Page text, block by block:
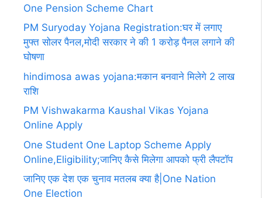
One Pension Scheme Chart
PM Suryoday Yojana Registration:घर में लगाए
मुफ्त सोलर पैनल,मोदी सरकार ने की 1 करोड़ पैनल लगाने की
घोषणा
hindimosa awas yojana:मकान बनवाने मिलेगे 2 लाख
राशि
PM Vishwakarma Kaushal Vikas Yojana
Online Apply
One Student One Laptop Scheme Apply
Online,Eligibility;जानिए कैसे मिलेगा आपको फ्री लैपटॉप
जानिए एक देश एक चुनाव मतलब क्या है|One Nation
One Election